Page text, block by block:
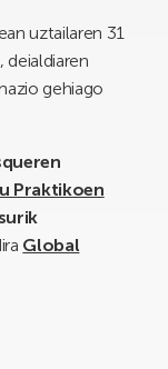
ean uztailaren 31
gehiago
Praktikoen
Global